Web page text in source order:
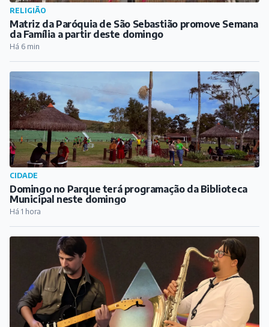
RELIGIÃO
Matriz da Paróquia de São Sebastião promove Semana
da Família a partir deste domingo
Há 6 min
CIDADE
Domingo no Parque terá programação da Biblioteca
Municipal neste domingo
Há 1 hora